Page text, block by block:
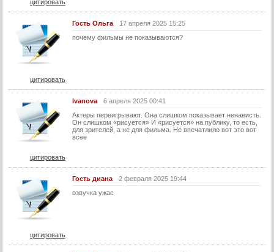
цитировать
Гость Ольга
17 апреля 2025 15:25
почему фильмы не показываются?
цитировать
Ivanova
6 апреля 2025 00:41
Актеры переигрывают. Она слишком показывает ненависть.
Он слишком «рисуется» И «рисуется» на публику, то есть,
для зрителей, а не для фильма. Не впечатлило вот это вот
всее
цитировать
Гость диана
2 февраля 2025 19:44
озвучка ужас
цитировать